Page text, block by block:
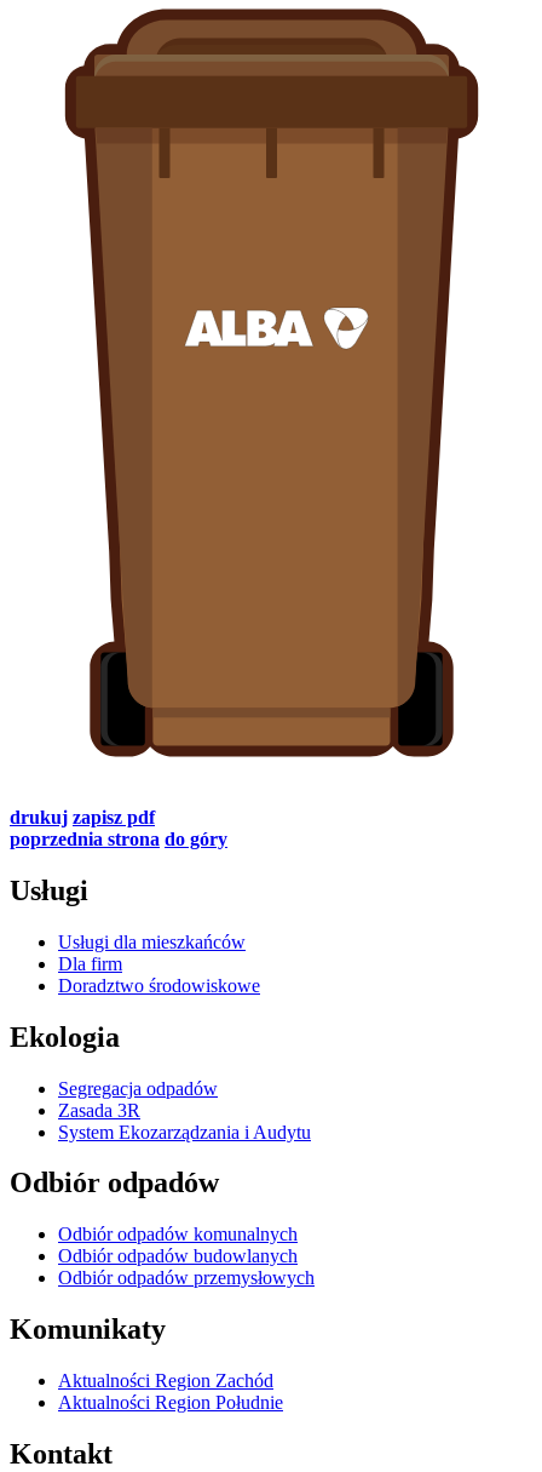
drukuj zapisz pdf
poprzednia strona do góry
Usługi
Usługi dla mieszkańców
Dla firm
Doradztwo środowiskowe
Ekologia
Segregacja odpadów
Zasada 3R
System Ekozarządzania i Audytu
Odbiór odpadów
Odbiór odpadów komunalnych
Odbiór odpadów budowlanych
Odbiór odpadów przemysłowych
Komunikaty
Aktualności Region Zachód
Aktualności Region Południe
Kontakt